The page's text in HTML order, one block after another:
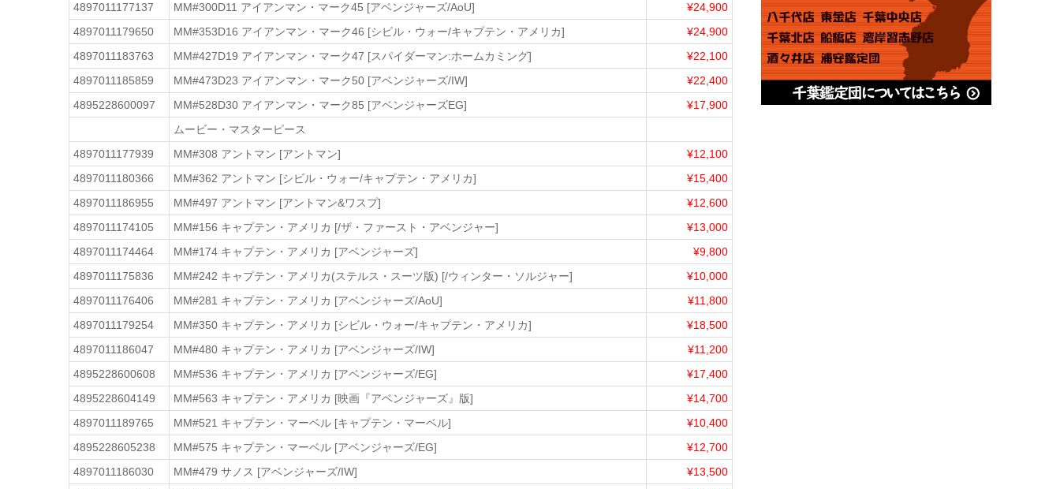
4897011177137
MM#300D11 アイアンマン・マーク45 [アベンジャーズ/AoU]
¥24,900
4897011179650
MM#353D16 アイアンマン・マーク46 [シビル・ウォー/キャプテン・アメリカ]
¥24,900
4897011183763
MM#427D19 アイアンマン・マーク47 [スパイダーマン:ホームカミング]
¥22,100
4897011185859
MM#473D23 アイアンマン・マーク50 [アベンジャーズ/IW]
¥22,400
4895228600097
MM#528D30 アイアンマン・マーク85 [アベンジャーズEG]
¥17,900
ムービー・マスターピース
4897011177939
MM#308 アントマン [アントマン]
¥12,100
4897011180366
MM#362 アントマン [シビル・ウォー/キャプテン・アメリカ]
¥15,400
4897011186955
MM#497 アントマン [アントマン&ワスプ]
¥12,600
4897011174105
MM#156 キャプテン・アメリカ [/ザ・ファースト・アベンジャー]
¥13,000
4897011174464
MM#174 キャプテン・アメリカ [アベンジャーズ]
¥9,800
4897011175836
MM#242 キャプテン・アメリカ(ステルス・スーツ版) [/ウィンター・ソルジャー]
¥10,000
4897011176406
MM#281 キャプテン・アメリカ [アベンジャーズ/AoU]
¥11,800
4897011179254
MM#350 キャプテン・アメリカ [シビル・ウォー/キャプテン・アメリカ]
¥18,500
4897011186047
MM#480 キャプテン・アメリカ [アベンジャーズ/IW]
¥11,200
4895228600608
MM#536 キャプテン・アメリカ [アベンジャーズ/EG]
¥17,400
4895228604149
MM#563 キャプテン・アメリカ [映画『アベンジャーズ』版]
¥14,700
4897011189765
MM#521 キャプテン・マーベル [キャプテン・マーベル]
¥10,400
4895228605238
MM#575 キャプテン・マーベル [アベンジャーズ/EG]
¥12,700
4897011186030
MM#479 サノス [アベンジャーズ/IW]
¥13,500